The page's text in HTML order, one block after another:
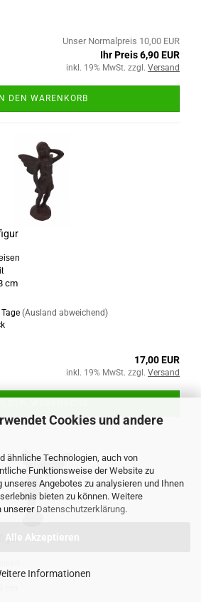
Cookies und andere
ähnliche Technologien, auch von
Funktionsweise der Website zu
Angebotes zu analysieren und Ihnen
bieten zu können. Weitere
unserer Datenschutzerklärung.
Alle Akzeptieren
Informationen
Unser Normalpreis 10,00 EUR
Ihr Preis 6,90 EUR
inkl. 19% MwSt. zzgl. Versand
IN DEN WARENKORB
cm
(Ausland abweichend)
17,00 EUR
inkl. 19% MwSt. zzgl. Versand